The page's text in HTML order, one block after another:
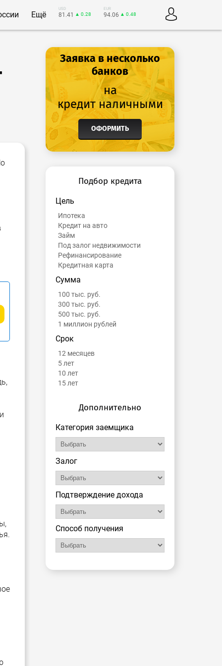
Ещё
USD
81.41 ▲ 0.28
EUR
94.06 ▲ 0.48
Заявка в несколько
банков
на
кредит наличными
ОФОРМИТЬ
Подбор кредита
Цель
Ипотека
Кредит на авто
Займ
Под залог недвижимости
Рефинансирование
Кредитная карта
Сумма
100 тыс. руб.
300 тыс. руб.
500 тыс. руб.
1 миллион рублей
Срок
12 месяцев
5 лет
10 лет
15 лет
Дополнительно
Категория заемщика
Залог
Подтверждение дохода
Способ получения